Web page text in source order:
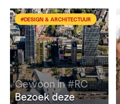
#DESIGN & ARCHITECTUUR
Gewoon in #RC
Bezoek deze